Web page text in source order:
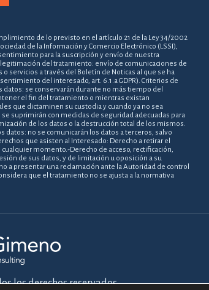
de lo previsto en el artículo 21 de la Ley 34/2002
de la Información y Comercio Electrónico (LSSI),
para la suscripción y envío de nuestra
del tratamiento: envío de comunicaciones de
servicios a través del Boletín de Noticas al que se ha
del interesado, art. 6.1.a GDPR). Criterios de
datos: se conservarán durante no más tiempo del
el fin del tratamiento o mientras existan
que dictaminen su custodia y cuando ya no sea
se suprimirán con medidas de seguridad adecuadas para
de los datos o la destrucción total de los mismos.
datos: no se comunicarán los datos a terceros, salvo
que asisten al Interesado: Derecho a retirar el
momento.-Derecho de acceso, rectificación,
de sus datos, y de limitación u oposición a su
a presentar una reclamación ante la Autoridad de control
que el tratamiento no se ajusta a la normativa
los derechos reservados.